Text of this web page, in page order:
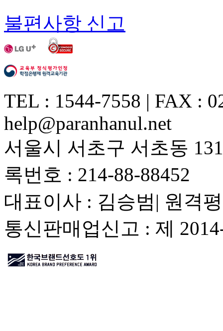
불편사항 신고
TEL : 1544-7558 | FAX :
help@paranhanul.net
서울시 서초구 서초동
록번호 : 214-88-88452
대표이사 : 김승범| 원격
통신판매업신고 : 제